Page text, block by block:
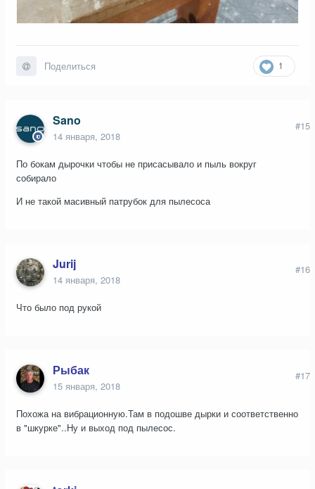
1
Поделиться
Sano
14 января, 2018
#15
По бокам дырочки чтобы не присасывало и пыль вокруг
собирало
И не такой масивный патрубок для пылесоса
Jurij
14 января, 2018
#16
Что было под рукой
Рыбак
15 января, 2018
#17
Похожа на вибрационную.Там в подошве дырки и соответственно
в "шкурке"..Ну и выход под пылесос.